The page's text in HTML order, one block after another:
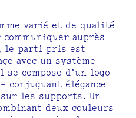
varié et de qualité
auprès
le parti pris est
avec un système
compose d’un logo
conjuguant élégance
les supports. Un
deux couleurs